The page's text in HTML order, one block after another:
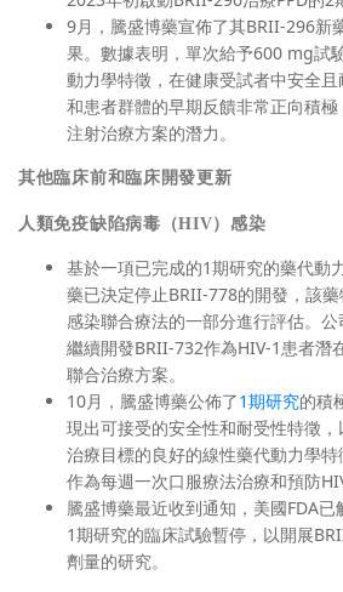
9月，騰盛博藥宣佈了其BRII-296新
果。數據表明，單次給予600 mg試
動力學特徵，在健康受試者中安全
和患者群體的早期反饋非常正向積
注射治療方案的潛力。
其他臨床前和臨床開發更新
人類免疫缺陷病毒（HIV）感染
基於一項已完成的1期研究的藥代動
藥已決定停止BRII-778的開發，該
感染聯合療法的一部分進行評估。
繼續開發BRII-732作為HIV-1患者潛
聯合治療方案。
10月，騰盛博藥公佈了1期研究的積
現出可接受的安全性和耐受性特徵
治療目標的良好的線性藥代動力學
作為每週一次口服療法治療和預防
騰盛博藥最近收到通知，美國FDA
1期研究的臨床試驗暫停，以開展
劑量的研究。